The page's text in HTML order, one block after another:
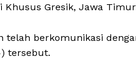
Khusus Gresik, Jawa
telah berkomunikasi
tersebut.